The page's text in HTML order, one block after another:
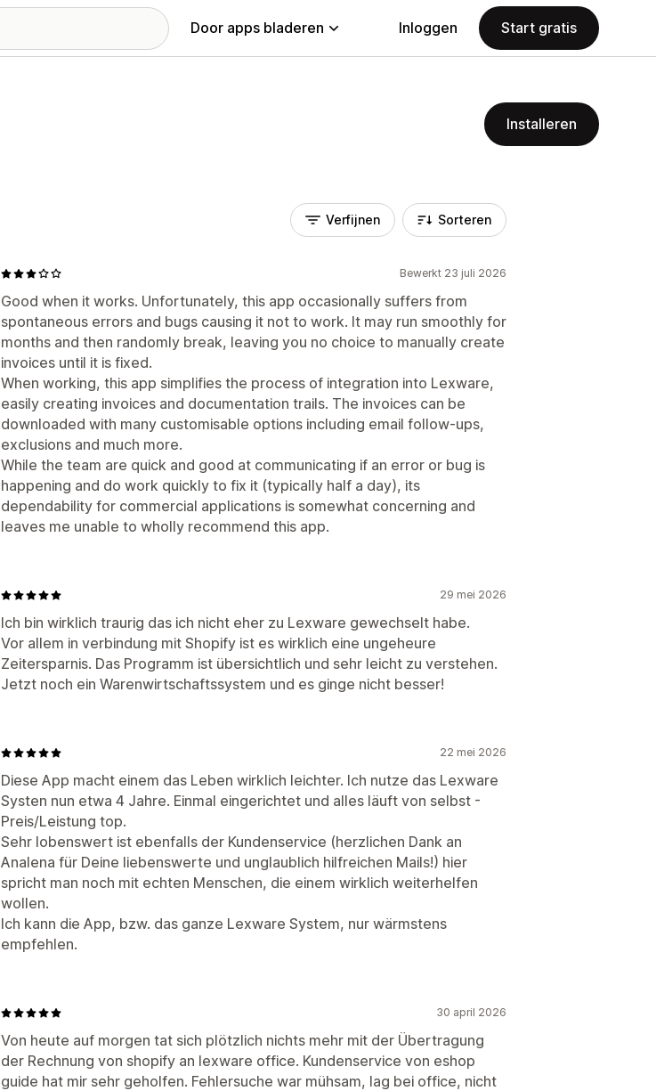
Door apps bladeren Inloggen Start gratis
Installeren
Verfijnen Sorteren
Bewerkt 23 juli 2026
Good when it works. Unfortunately, this app occasionally suffers from
spontaneous errors and bugs causing it not to work. It may run smoothly for
months and then randomly break, leaving you no choice to manually create
invoices until it is fixed.
When working, this app simplifies the process of integration into Lexware,
easily creating invoices and documentation trails. The invoices can be
downloaded with many customisable options including email follow-ups,
exclusions and much more.
While the team are quick and good at communicating if an error or bug is
happening and do work quickly to fix it (typically half a day), its
dependability for commercial applications is somewhat concerning and
leaves me unable to wholly recommend this app.
29 mei 2026
Ich bin wirklich traurig das ich nicht eher zu Lexware gewechselt habe.
Vor allem in verbindung mit Shopify ist es wirklich eine ungeheure
Zeitersparnis. Das Programm ist übersichtlich und sehr leicht zu verstehen.
Jetzt noch ein Warenwirtschaftssystem und es ginge nicht besser!
22 mei 2026
Diese App macht einem das Leben wirklich leichter. Ich nutze das Lexware
Systen nun etwa 4 Jahre. Einmal eingerichtet und alles läuft von selbst -
Preis/Leistung top.
Sehr lobenswert ist ebenfalls der Kundenservice (herzlichen Dank an
Analena für Deine liebenswerte und unglaublich hilfreichen Mails!) hier
spricht man noch mit echten Menschen, die einem wirklich weiterhelfen
wollen.
Ich kann die App, bzw. das ganze Lexware System, nur wärmstens
empfehlen.
30 april 2026
Von heute auf morgen tat sich plötzlich nichts mehr mit der Übertragung
der Rechnung von shopify an lexware office. Kundenservice von eshop
guide hat mir sehr geholfen. Fehlersuche war mühsam, lag bei office, nicht